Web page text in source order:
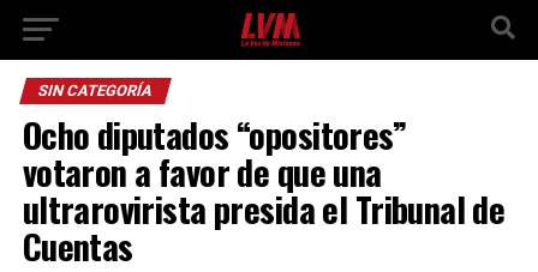
SIN CATEGORÍA
Ocho diputados “opositores”
votaron a favor de que una
ultrarovirista presida el Tribunal de
Cuentas